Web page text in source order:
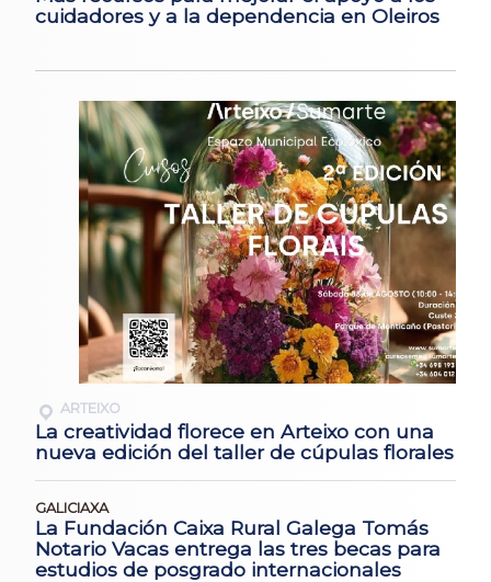
cuidadores y a la dependencia en Oleiros
ARTEIXO
La creatividad florece en Arteixo con una
nueva edición del taller de cúpulas florales
GALICIAXA
La Fundación Caixa Rural Galega Tomás
Notario Vacas entrega las tres becas para
estudios de posgrado internacionales